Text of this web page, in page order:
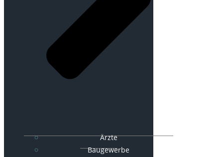
Ärzte
Baugewerbe